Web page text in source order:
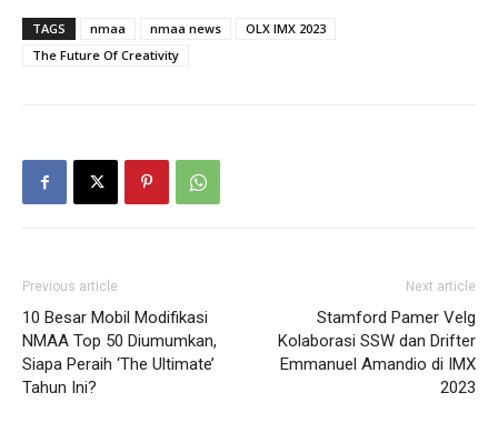
TAGS nmaa nmaa news
OLX IMX 2023
The Future Of Creativity
Previous article
10 Besar Mobil Modifikasi
NMAA Top 50 Diumumkan,
Siapa Peraih ‘The Ultimate’
Tahun Ini?
Next article
Stamford Pamer Velg
Kolaborasi SSW dan Drifter
Emmanuel Amandio di IMX
2023